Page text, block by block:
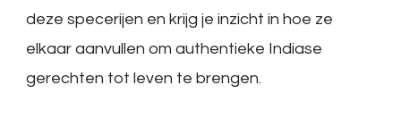
deze specerijen en krijg je inzicht in hoe ze
elkaar aanvullen om authentieke Indiase
gerechten tot leven te brengen.